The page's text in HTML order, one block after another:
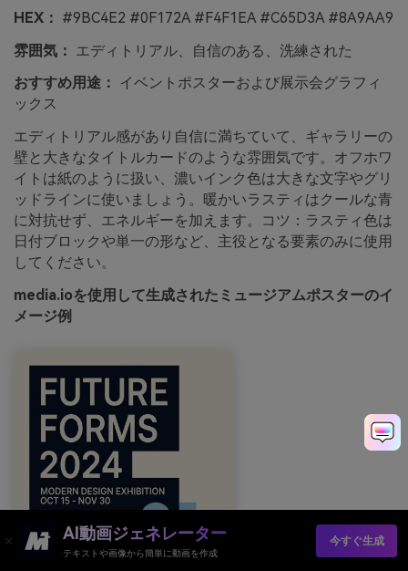
HEX： #9BC4E2 #0F172A #F4F1EA #C65D3A #8A9AA9
雰囲気： エディトリアル、自信のある、洗練された
おすすめ用途：
イベントポスターおよび展示会グラフィ
ックス
エディトリアル感があり自信に満ちていて、ギャラリーの
壁と大きなタイトルカードのような雰囲気です。オフホワ
イトは紙のように扱い、濃いインク色は大きな文字やグリ
ッドラインに使いましょう。暖かいラスティはクールな青
に対抗せず、エネルギーを加えます。コツ：ラスティ色は
日付ブロックや単一の形など、主役となる要素のみに使用
してください。
media.ioを使用して生成されたミュージアムポスターのイ
メージ例
AI動画ジェネレーター
テキストや画像から簡単に動画を作成
今すぐ生成